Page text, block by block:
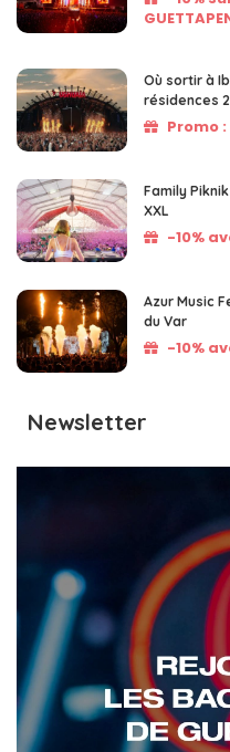
Où sortir à
résidences
Promo
Family
XXL
-10%
Azur Music
du Var
-10%
Newsletter